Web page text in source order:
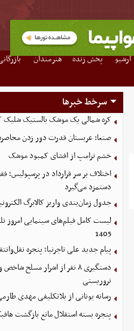
آرشیو پخش زنده هنرمندان
سرخط خبرها
کره شمالی یک موشک بالستیک شلیک
صنعا: عربستان قدرت دور زدن محاصره
خشم ترامپ از افشای کمبود موشک
اختلاف بر سر قرارداد در پرسپولیس؛
دستمزد می‌گیرد
جدول زمان‌بندی واریز کالابرگ
1405
پیام جدید علی تاجرنیا؛ پنجره
دستگیری ۸ نفر از اشرار مسلح
تروریستی
رسانه یونانی از بلاتکلیفی مهدی
پنجره بسته استقلال مانع بازگشت